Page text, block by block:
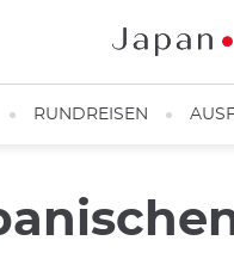
RUNDREISEN